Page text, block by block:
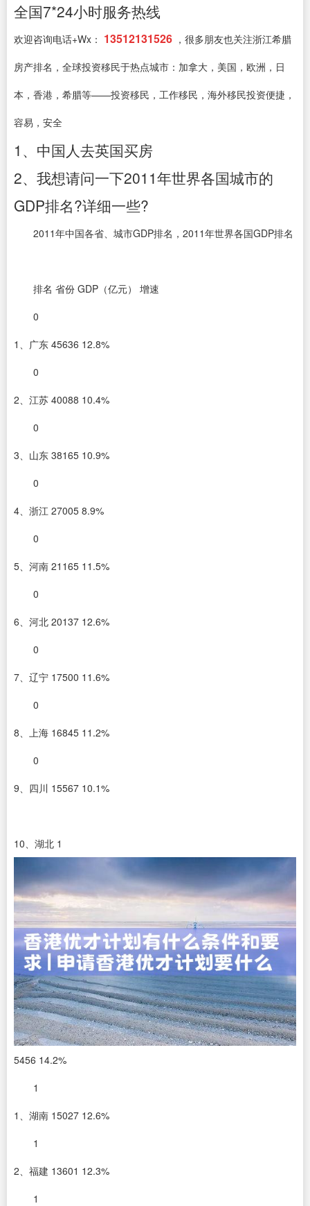
全国7*24小时服务热线
欢迎咨询电话+Wx： 13512131526 ，很多朋友也关注浙江希腊
房产排名，全球投资移民于热点城市：加拿大，美国，欧洲，日
本，香港，希腊等——投资移民，工作移民，海外移民投资便捷，
容易，安全
1、中国人去英国买房
2、我想请问一下2011年世界各国城市的
GDP排名?详细一些?
2011年中国各省、城市GDP排名，2011年世界各国GDP排名
排名 省份 GDP（亿元） 增速
0
1、广东 45636 12.8%
0
2、江苏 40088 10.4%
0
3、山东 38165 10.9%
0
4、浙江 27005 8.9%
0
5、河南 21165 11.5%
0
6、河北 20137 12.6%
0
7、辽宁 17500 11.6%
0
8、上海 16845 11.2%
0
9、四川 15567 10.1%
10、湖北 1
5456 14.2%
1
1、湖南 15027 12.6%
1
2、福建 13601 12.3%
1